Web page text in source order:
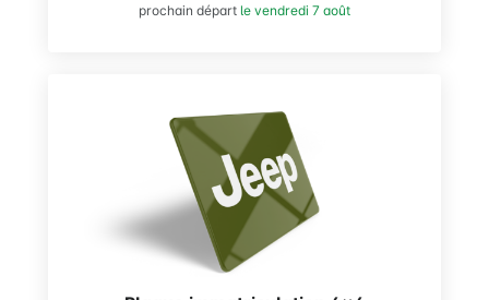
prochain départ le vendredi 7 août